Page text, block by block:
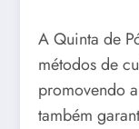
A Quinta de
métodos de
promovendo
também